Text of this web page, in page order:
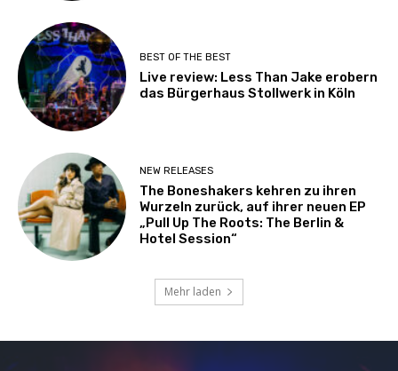
BEST OF THE BEST
Live review: Less Than Jake erobern
das Bürgerhaus Stollwerk in Köln
NEW RELEASES
The Boneshakers kehren zu ihren
Wurzeln zurück, auf ihrer neuen EP
„Pull Up The Roots: The Berlin &
Hotel Session“
Mehr laden